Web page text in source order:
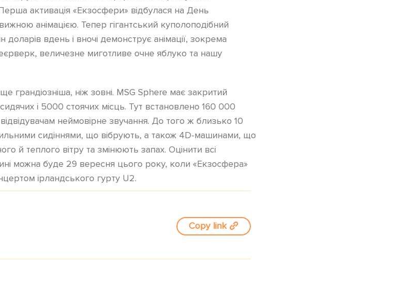
активація «Екзосфери» відбулася на День
анімацією. Тепер гігантський куполоподібний
вдень і вночі демонструє анімації, зокрема
величезне миготливе очне яблуко та нашу
грандіозніша, ніж зовні. MSG Sphere має закритий
і 5000 стоячих місць. Тут встановлено 160 000
відвідувачам неймовірне звучання. До того ж близько 10
сидіннями, що вібрують, а також 4D-машинами, що
й теплого вітру та змінюють запах. Оцінити всі
можна буде 29 вересня цього року, коли «Екзосфера»
ірландського гурту U2.
Copy link